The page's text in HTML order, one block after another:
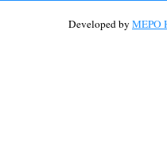
Developed by MEPO